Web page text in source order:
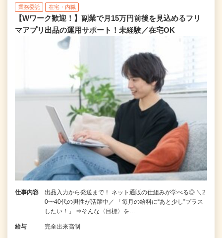
業務委託 在宅・内職
【Wワーク歓迎！】副業で月15万円前後を見込めるフリ
マアプリ出品の運用サポート！未経験／在宅OK
仕事内容
出品入力から発送まで！ ネット通販の仕組みが学べる◎ ＼2
0〜40代の男性が活躍中／ 「毎月の給料に“あと少し”プラス
したい！」 ⇒そんな〈目標〉を…
給与 完全出来高制